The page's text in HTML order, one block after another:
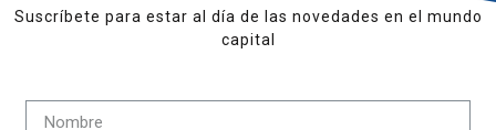
DOW JONES -2,10% +5,43%
Suscríbete para estar al día de las novedades en el mundo
capital